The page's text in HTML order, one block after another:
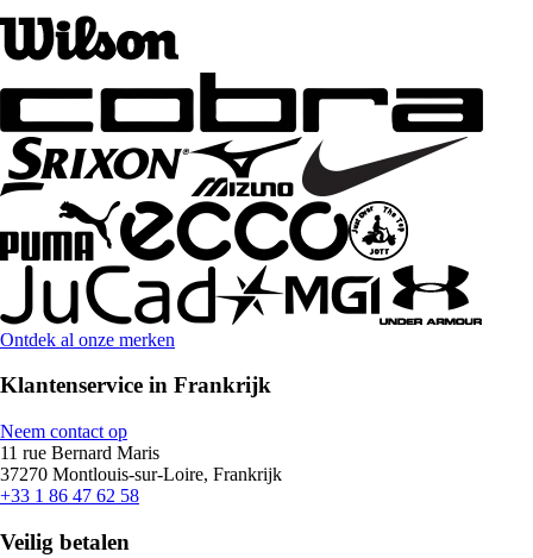
Ontdek al onze merken
Klantenservice in Frankrijk
Neem contact op
11 rue Bernard Maris
37270 Montlouis-sur-Loire, Frankrijk
+33 1 86 47 62 58
Veilig betalen